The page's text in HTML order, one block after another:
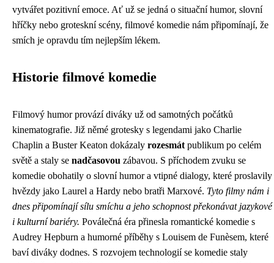
vytvářet pozitivní emoce. Ať už se jedná o situační humor, slovní
hříčky nebo groteskní scény, filmové komedie nám připomínají, že
smích je opravdu tím nejlepším lékem.
Historie filmové komedie
Filmový humor provází diváky už od samotných počátků
kinematografie. Již němé grotesky s legendami jako Charlie
Chaplin a Buster Keaton dokázaly rozesmát publikum po celém
světě a staly se nadčasovou zábavou. S příchodem zvuku se
komedie obohatily o slovní humor a vtipné dialogy, které proslavily
hvězdy jako Laurel a Hardy nebo bratři Marxové. Tyto filmy nám i
dnes připomínají sílu smíchu a jeho schopnost překonávat jazykové
i kulturní bariéry. Poválečná éra přinesla romantické komedie s
Audrey Hepburn a humorné příběhy s Louisem de Funèsem, které
baví diváky dodnes. S rozvojem technologií se komedie staly